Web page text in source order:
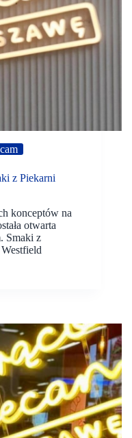
z Piekarni
konceptów na
otwarta
Smaki z